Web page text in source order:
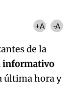
+A -A
de la
informativo
última hora y